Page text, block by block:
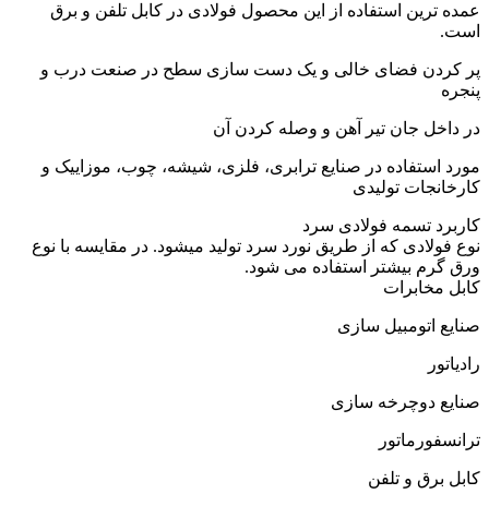
عمده ترین استفاده از این محصول فولادی در کابل تلفن و برق
است.
پر کردن فضای خالی و یک دست سازی سطح در صنعت درب و
پنجره
در داخل جان تیر آهن و وصله کردن آن
مورد استفاده در صنایع ترابری، فلزی، شیشه، چوب، موزاییک و
کارخانجات تولیدی
کاربرد تسمه فولادی سرد
نوع فولادی که از طریق نورد سرد تولید میشود. در مقایسه با نوع
ورق گرم بیشتر استفاده می شود.
کابل مخابرات
صنایع اتومبیل سازی
رادیاتور
صنایع دوچرخه سازی
ترانسفورماتور
کابل برق و تلفن